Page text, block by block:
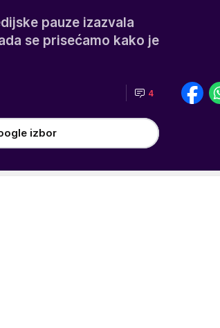
pauze izazvala
se prisećamo kako je
4
izbor